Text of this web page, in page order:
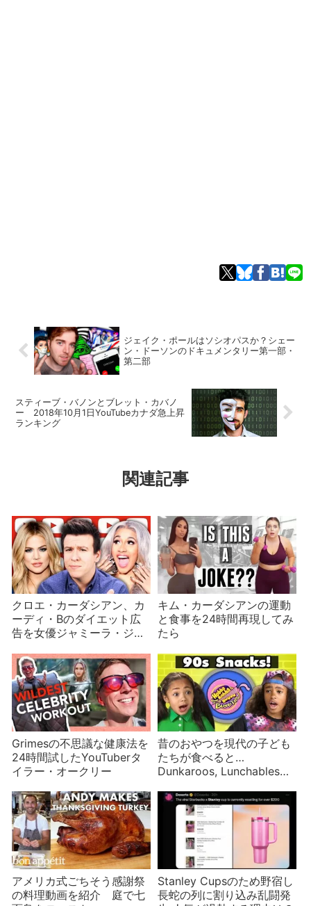
ジェイク・ポールはソシオパスか？シェー
ン・ドーソンのドキュメンタリー第一部・
第二部
スティーブ・バノンとブレット・カバノ
ー 2018年10月1日YouTubeカナダ急上昇
ランキング
関連記事
クロエ・カーダシアン、カ
ーディ・Bのダイエット広
告を女優ジャミーラ・ジャ
キム・カーダシアンの運動
と食事を24時間再現してみ
たら
Grimesの不思議な健康法を
24時間試したYouTuberタ
イラー・オークリー
昔のおやつを現代の子ども
たちが食べると…
Dunkaroos, Lunchables
アメリカ式ごちそう感謝祭
の料理動画を紹介 庭で七
Stanley Cupsのため野宿し
長蛇の列に割り込み乱闘発